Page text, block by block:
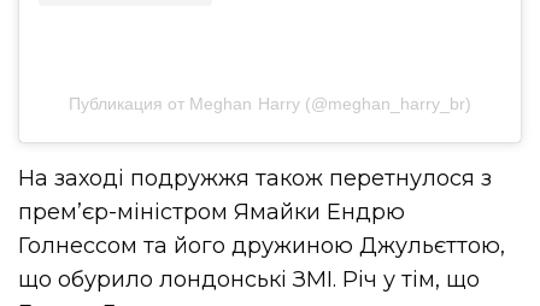
Публикация от Meghan Harry (@meghan_harry_br)
На заході подружжя також перетнулося з
прем’єр-міністром Ямайки Ендрю
Голнессом та його дружиною Джульєттою,
що обурило лондонські ЗМІ. Річ у тім, що